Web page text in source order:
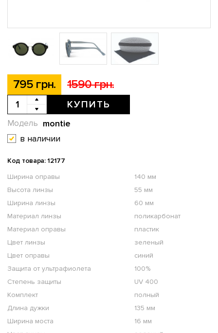
795 грн. 1590 грн.
КУПИТЬ
montie
Модель
в наличии
Код товара: 12177
Ширина оправы
140 мм
Высота линзы
55 мм
Ширина линзы
60 мм
Материал линзы
поликарбонат
Материал оправы
пластик
Цвет линзы
зеленый
Цвет оправы
синий
Защита от ультрафиолета
100%
Степень защиты
UV 400
Комплект
полный
Длина дужки
135 мм
Ширина моста
16 мм